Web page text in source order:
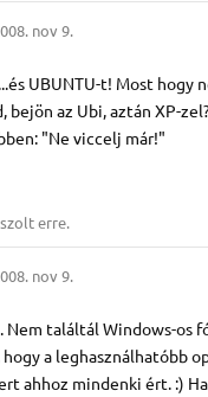
nov 9.
UBUNTU-t! Most hogy
bejön az Ubi, aztán XP-
"Ne viccelj már!"
erre.
nov 9.
Nem találtál Windows-os
a leghasználhatóbb
ahhoz mindenki ért. :)